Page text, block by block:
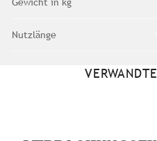
Nutzlänge